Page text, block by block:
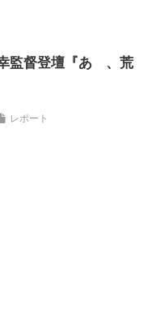
監督登壇『あゝ、荒
レポート